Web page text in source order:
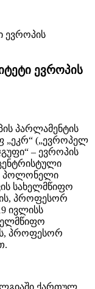
ევროპის
პარლამენტის
„ეკრ“ („ევროპელ
– ევროპის
პოლონელი
სახელმწიფო
პროფესორ
ივლისს
პროფესორ